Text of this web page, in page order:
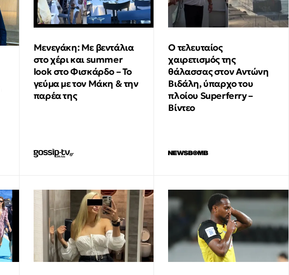
υποκλίθηκε στον Βοζίνια πριν καν φορέσει
τη φανέλα της Κόλο – Κόλο
Μυστήριο με τον πύραυλο της SpaceX που
συνετρίβη στη Σελήνη: Αυτή είναι η μοναδική
φωτογραφία
ΠΟΛΙΤΙΣΜΟΣ
«Η Θεσσαλονίκη απέκτησε "Δρομέα"»: Η
16:42 ∙ ΚΑΙΡΟΣ
Καιρός: «Καμπανάκι» Κολυδά για ενισχυμένα
μελτέμια - Ριπές έως και 25 km/h
ισχυρότερες - Το κρίσιμο 24ωρο
16:37 ∙ΑΠΟΨΕΙΣ
Μενεγάκη: Με βεντάλια
στο χέρι και summer
look στο Φισκάρδο – Το
γεύμα με τον Μάκη & την
παρέα της
Ο τελευταίος
χαιρετισμός της
θάλασσας στον Αντώνη
Βιδάλη, ύπαρχο του
πλοίου Superferry –
Βίντεο